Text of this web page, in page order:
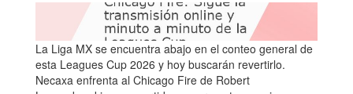
La Liga MX se encuentra abajo en el conteo general de
esta Leagues Cup 2026 y hoy buscarán revertirlo.
Necaxa enfrenta al Chicago Fire de Robert